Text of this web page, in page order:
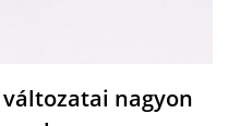
nagyon